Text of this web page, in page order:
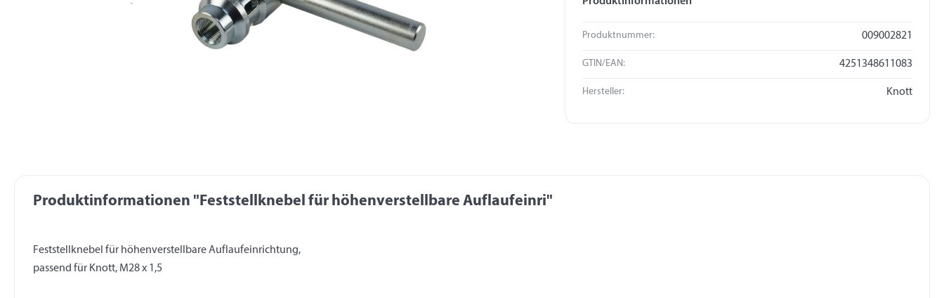
Produktnummer: 009002821
GTIN/EAN: 4251348611083
Hersteller: Knott
Produktinformationen "Feststellknebel für höhenverstellbare Auflaufeinri"
Feststellknebel für höhenverstellbare Auflaufeinrichtung,